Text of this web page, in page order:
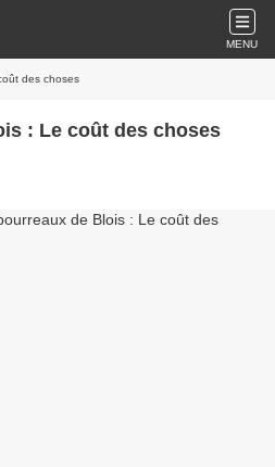
MENU
des choses
: Le coût des choses